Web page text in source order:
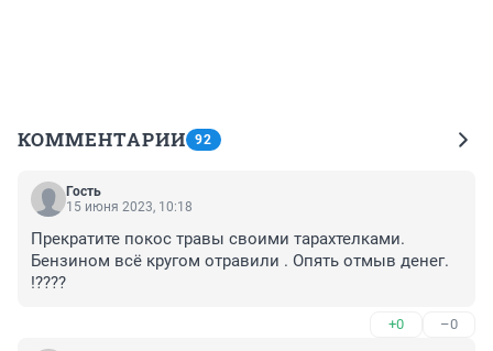
КОММЕНТАРИИ 92
Гость
15 июня 2023, 10:18
Прекратите покос травы своими тарахтелками.
Бензином всё кругом отравили . Опять отмыв денег.
!????
+0 –0